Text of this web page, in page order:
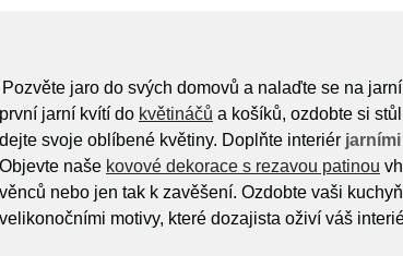
Pozvěte jaro do svých domovů a nalaďte se na
první jarní kvítí do květináčů a košíků, ozdobte si stůl
dejte svoje oblíbené květiny. Doplňte interiér
Objevte naše kovové dekorace s rezavou patinou
věnců nebo jen tak k zavěšení. Ozdobte vaši
velikonočními motivy, které dozajista oživí váš